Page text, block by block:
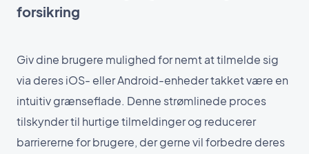
forsikring
Giv dine brugere mulighed for nemt at tilmelde sig
via deres iOS- eller Android-enheder takket være en
intuitiv grænseflade. Denne strømlinede proces
tilskynder til hurtige tilmeldinger og reducerer
barriererne for brugere, der gerne vil forbedre deres